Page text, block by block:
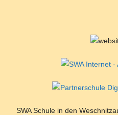
SWA Schule in den